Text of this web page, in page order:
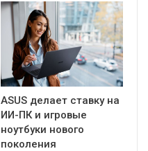
ASUS делает ставку на
ИИ-ПК и игровые
ноутбуки нового
поколения